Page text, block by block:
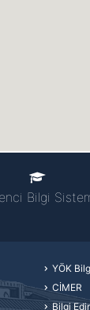
Bilgi
YÖK
CİMER
Bilgi